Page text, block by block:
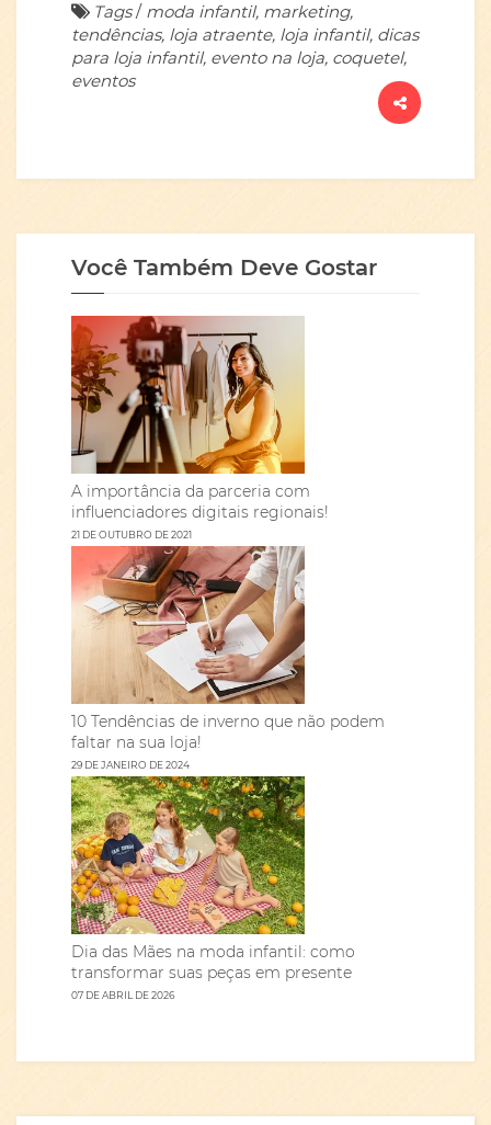
Tags/ moda infantil, marketing,
tendências, loja atraente, loja infantil, dicas
para loja infantil, evento na loja, coquetel,
eventos
Você Também Deve Gostar
A importância da parceria com
influenciadores digitais regionais!
21 DE OUTUBRO DE 2021
10 Tendências de inverno que não podem
faltar na sua loja!
29 DE JANEIRO DE 2024
Dia das Mães na moda infantil: como
transformar suas peças em presente
07 DE ABRIL DE 2026